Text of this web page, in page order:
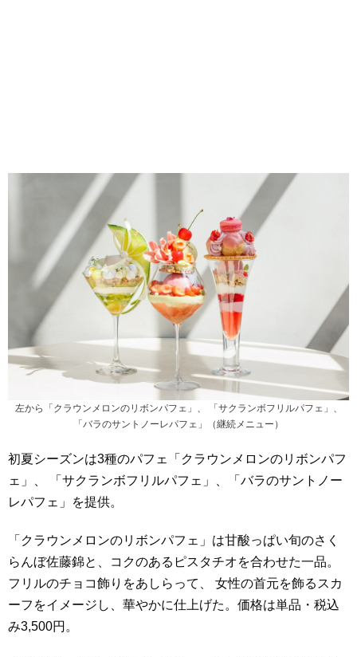
左から「クラウンメロンのリボンパフェ」、 「サクランボフリルパフェ」、
「バラのサントノーレパフェ」（継続メニュー）
初夏シーズンは3種のパフェ「クラウンメロンのリボンパフ
ェ」、 「サクランボフリルパフェ」、「バラのサントノー
レパフェ」を提供。
「クラウンメロンのリボンパフェ」は甘酸っぱい旬のさく
らんぼ佐藤錦と、コクのあるピスタチオを合わせた一品。
フリルのチョコ飾りをあしらって、 女性の首元を飾るスカ
ーフをイメージし、華やかに仕上げた。価格は単品・税込
み3,500円。